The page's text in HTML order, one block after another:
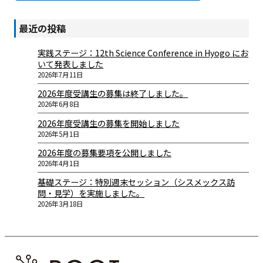
最近の投稿
実践ステージ：12th Science Conference in Hyogo にお
いて発表しました
2026年7月11日
2026年度受講生の募集は終了しました。
2026年6月8日
2026年度受講生の募集を開始しました
2026年5月1日
2026年度の募集要項を公開しました
2026年4月1日
基礎ステージ：特別週末セッション（シスメックス訪
問・見学）を実施しました。
2026年3月18日